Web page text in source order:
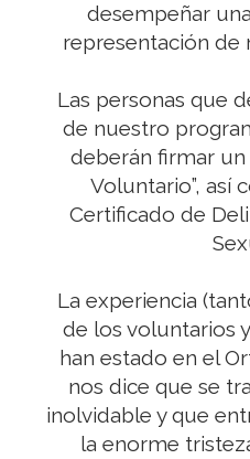
desempeñar
representación de
Las personas que
de nuestro
deberán firmar
Voluntario”, así
Certificado de
La experiencia
de los voluntarios
han estado en el
nos dice que se
inolvidable y que
la enorme